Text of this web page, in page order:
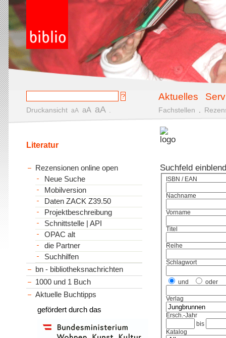
Aktuelles
Druckansicht aA aA aA Fachstellen
Suchfeld
ISBN / EAN
Nachname
Vorname
Titel
Reihe
Schlagwort
und oder
Verlag
Ersch.-Jahr
bis
Katalog
Literatur
Rezensionen online open
Neue Suche
Mobilversion
Daten ZACK Z39.50
Projektbeschreibung
Schnittstelle | API
OPAC alt
die Partner
Suchhilfen
bn - bibliotheksnachrichten
1000 und 1 Buch
Aktuelle Buchtipps
gefördert durch das